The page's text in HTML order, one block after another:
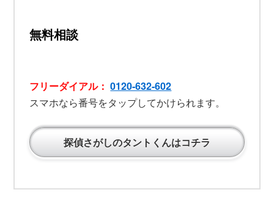
無料相談
フリーダイアル：0120-632-602
スマホなら番号をタップしてかけられます。
探偵さがしのタントくんはコチラ